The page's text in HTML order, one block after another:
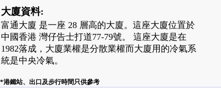
大廈資料:
富通大廈 是一座 28 層高的大廈。這座大廈位置於
中國香港 灣仔告士打道77-79號。 這座大廈是在
1982落成，大廈業權是分散業權而大廈用的冷氣系
統是中央冷氣。
*港鐵站、出口及步行時間只供參考